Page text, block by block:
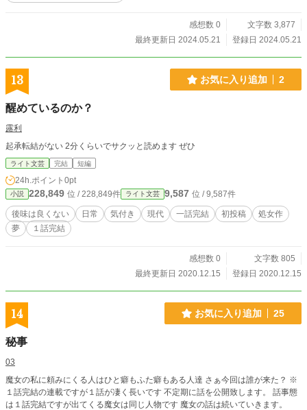
感想数 0
文字数 3,877
最終更新日 2024.05.21
登録日 2024.05.21
13 お気に入り追加 2
醒めているのか？
露利
起承転結がない 2分くらいでサクッと読めます ぜひ
ライト文芸 完結 短編
24h.ポイント 0pt
小説 228,849 位 / 228,849件 ライト文芸 9,587 位 / 9,587件
後味は良くない 日常 気付き 現代 一話完結 初投稿
処女作
夢
１話完結
感想数 0
文字数 805
最終更新日 2020.12.15
登録日 2020.12.15
14 お気に入り追加 25
秘事
03
魔女の私に頼みにくる人はひと癖もふた癖もある人達 さぁ今回は誰が来た？ ※
１話完結の連載ですが１話が凄く長いです 不定期に話を公開致します。 話事態
は１話完結ですが出てくる魔女は同じ人物です 魔女の話は続いていきます。